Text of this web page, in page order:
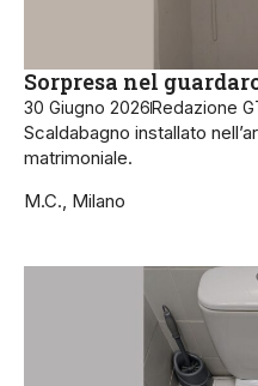
Sorpresa nel
30 Giugno 2026Redazione
Scaldabagno installato
matrimoniale.
M.C., Milano